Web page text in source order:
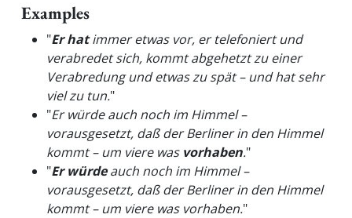
Examples
"Er hatimmer etwas vor, er telefoniert und
verabredet sich, kommt abgehetzt zu einer
Verabredung und etwas zu spät – und hat sehr
viel zu tun."
"Er würde auch noch im Himmel –
vorausgesetzt, daß der Berliner in den Himmel
kommt – um viere was vorhaben."
"Er würdeauch noch im Himmel –
vorausgesetzt, daß der Berliner in den Himmel
kommt – um viere was vorhaben."